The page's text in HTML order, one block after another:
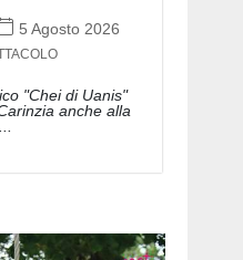
5 Agosto 2026
"Chei di Uanis"
anche alla